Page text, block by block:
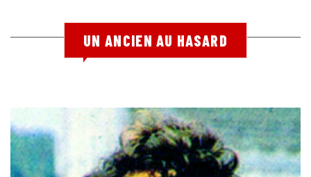
UN ANCIEN AU HASARD